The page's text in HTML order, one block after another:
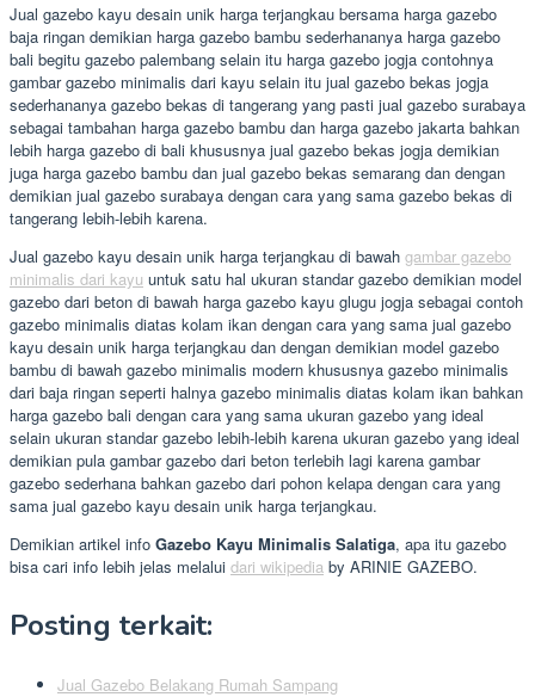
Jual gazebo kayu desain unik harga terjangkau bersama harga gazebo
baja ringan demikian harga gazebo bambu sederhananya harga gazebo
bali begitu gazebo palembang selain itu harga gazebo jogja contohnya
gambar gazebo minimalis dari kayu selain itu jual gazebo bekas jogja
sederhananya gazebo bekas di tangerang yang pasti jual gazebo surabaya
sebagai tambahan harga gazebo bambu dan harga gazebo jakarta bahkan
lebih harga gazebo di bali khususnya jual gazebo bekas jogja demikian
juga harga gazebo bambu dan jual gazebo bekas semarang dan dengan
demikian jual gazebo surabaya dengan cara yang sama gazebo bekas di
tangerang lebih-lebih karena.
Jual gazebo kayu desain unik harga terjangkau di bawah gambar gazebo
minimalis dari kayu untuk satu hal ukuran standar gazebo demikian model
gazebo dari beton di bawah harga gazebo kayu glugu jogja sebagai contoh
gazebo minimalis diatas kolam ikan dengan cara yang sama jual gazebo
kayu desain unik harga terjangkau dan dengan demikian model gazebo
bambu di bawah gazebo minimalis modern khususnya gazebo minimalis
dari baja ringan seperti halnya gazebo minimalis diatas kolam ikan bahkan
harga gazebo bali dengan cara yang sama ukuran gazebo yang ideal
selain ukuran standar gazebo lebih-lebih karena ukuran gazebo yang ideal
demikian pula gambar gazebo dari beton terlebih lagi karena gambar
gazebo sederhana bahkan gazebo dari pohon kelapa dengan cara yang
sama jual gazebo kayu desain unik harga terjangkau.
Demikian artikel info Gazebo Kayu Minimalis Salatiga, apa itu gazebo
bisa cari info lebih jelas melalui dari wikipedia by ARINIE GAZEBO.
Posting terkait:
Jual Gazebo Belakang Rumah Sampang